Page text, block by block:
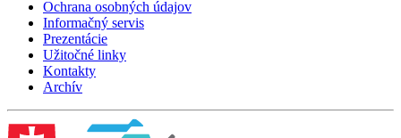
Ochrana osobných údajov
Informačný servis
Prezentácie
Užitočné linky
Kontakty
Archív